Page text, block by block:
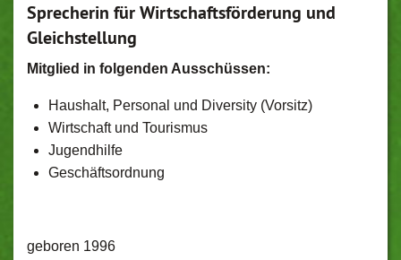
Sprecherin für Wirtschaftsförderung und
Gleichstellung
Mitglied in folgenden Ausschüssen:
Haushalt, Personal und Diversity (Vorsitz)
Wirtschaft und Tourismus
Jugendhilfe
Geschäftsordnung
geboren 1996